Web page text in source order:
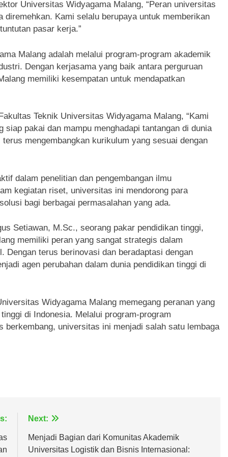
Universitas Widyagama Malang, “Peran universitas
diremehkan. Kami selalu berupaya untuk memberikan
pasar kerja.”
Malang adalah melalui program-program akademik
Dengan kerjasama yang baik antara perguruan
memiliki kesempatan untuk mendapatkan
Teknik Universitas Widyagama Malang, “Kami
pakai dan mampu menghadapi tantangan di dunia
mengembangkan kurikulum yang sesuai dengan
dalam penelitian dan pengembangan ilmu
kegiatan riset, universitas ini mendorong para
bagi berbagai permasalahan yang ada.
Setiawan, M.Sc., seorang pakar pendidikan tinggi,
memiliki peran yang sangat strategis dalam
Dengan terus berinovasi dan beradaptasi dengan
agen perubahan dalam dunia pendidikan tinggi di
Widyagama Malang memegang peranan yang
di Indonesia. Melalui program-program
berkembang, universitas ini menjadi salah satu lembaga
Next:
Menjadi Bagian dari Komunitas Akademik
Universitas Logistik dan Bisnis Internasional: